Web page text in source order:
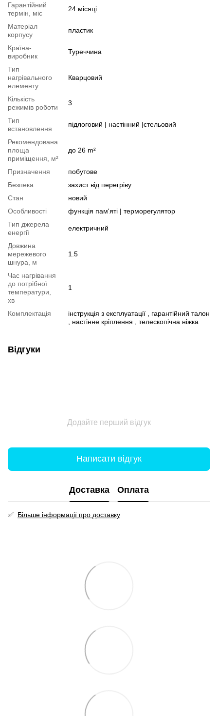
Гарантійний
термін, міс
24 місяці
Матеріал
корпусу
пластик
Країна-
виробник
Туреччина
Тип
нагрівального
елементу
Кварцовий
Кількість
режимів роботи
3
Тип
встановлення
підлоговий | настінний |стельовий
Рекомендована
площа
приміщення, м²
до 26 m²
Призначення
побутове
Безпека
захист від перегріву
Стан
новий
Особливості
функція пам'яті | терморегулятор
Тип джерела
енергії
електричний
Довжина
мережевого
шнура, м
1.5
Час нагрівання
до потрібної
температури,
хв
1
Комплектація
інструкція з експлуатації , гарантійний талон
, настінне кріплення , телескопічна ніжка
Відгуки
Додайте перший відгук
Написати відгук
Доставка Оплата
✅ Більше інформації про доставку